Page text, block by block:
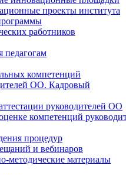
проекты института
работников
педагогам
компетенций
ОО. Кадровый
руководителей ОО
компетенций
процедур
и вебинаров
методические материалы